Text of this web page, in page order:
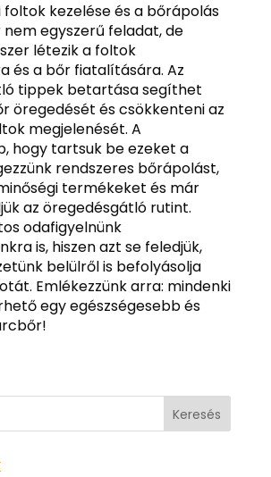
foltok kezelése és a bőrápolás
egyszerű feladat, de
létezik a foltok
és a bőr fiatalítására. Az
tippek betartása segíthet
öregedését és csökkenteni az
megjelenését. A
hogy tartsuk be ezeket a
rendszeres bőrápolást,
termékeket és már
az öregedésgátló rutint.
odafigyelnünk
is, hiszen azt se feledjük,
belülről is befolyásolja
Emlékezzünk arra: mindenki
egy egészségesebb és